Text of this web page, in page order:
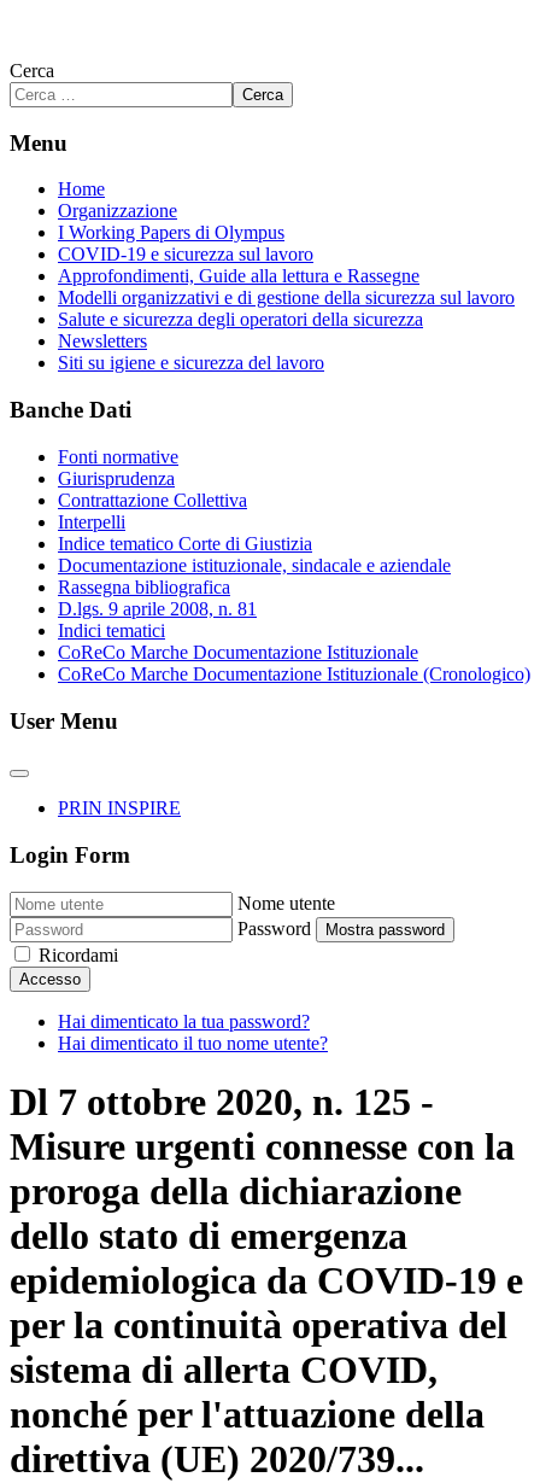
Cerca
Cerca
Menu
Home
Organizzazione
I Working Papers di Olympus
COVID-19 e sicurezza sul lavoro
Approfondimenti, Guide alla lettura e Rassegne
Modelli organizzativi e di gestione della sicurezza sul lavoro
Salute e sicurezza degli operatori della sicurezza
Newsletters
Siti su igiene e sicurezza del lavoro
Banche Dati
Fonti normative
Giurisprudenza
Contrattazione Collettiva
Interpelli
Indice tematico Corte di Giustizia
Documentazione istituzionale, sindacale e aziendale
Rassegna bibliografica
D.lgs. 9 aprile 2008, n. 81
Indici tematici
CoReCo Marche Documentazione Istituzionale
CoReCo Marche Documentazione Istituzionale (Cronologico)
User Menu
PRIN INSPIRE
Login Form
Nome utente
Password
Mostra password
Ricordami
Accesso
Hai dimenticato la tua password?
Hai dimenticato il tuo nome utente?
Dl 7 ottobre 2020, n. 125 -
Misure urgenti connesse con la
proroga della dichiarazione
dello stato di emergenza
epidemiologica da COVID-19 e
per la continuità operativa del
sistema di allerta COVID,
nonché per l'attuazione della
direttiva (UE) 2020/739...